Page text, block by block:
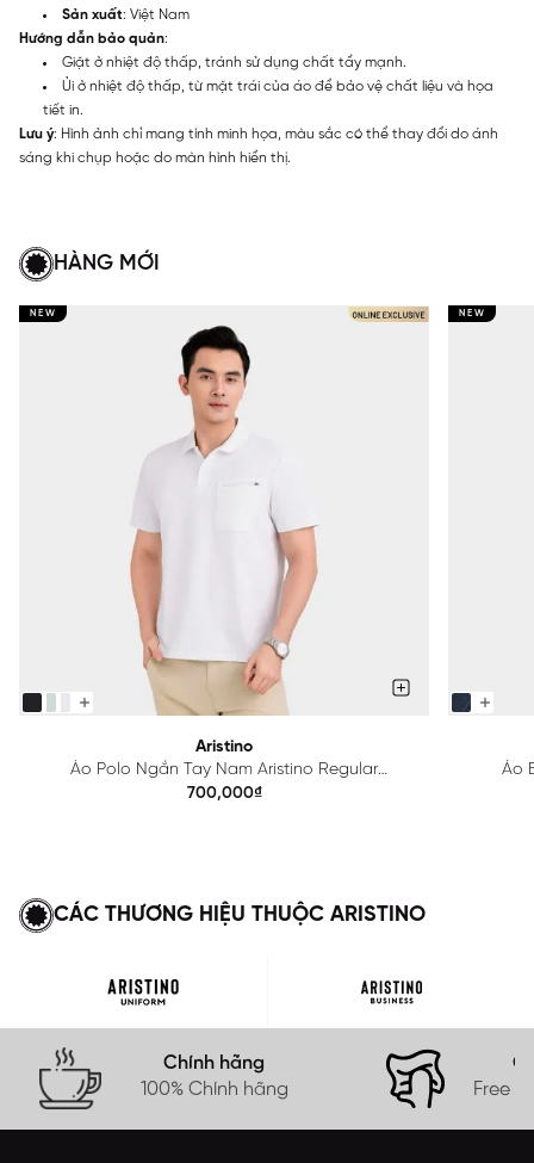
Sản xuất: Việt Nam
Hướng dẫn bảo quản:
Giặt ở nhiệt độ thấp, tránh sử dụng chất tẩy mạnh.
Ủi ở nhiệt độ thấp, từ mặt trái của áo để bảo vệ chất liệu và họa
tiết in.
Lưu ý: Hình ảnh chỉ mang tính minh họa, màu sắc có thể thay đổi do ánh
sáng khi chụp hoặc do màn hình hiển thị.
HÀNG MỚI
NEW
Aristino
Áo Polo Ngắn Tay Nam Aristino Regular
APS615EDP01
700,000₫
NEW
Áo
CÁC THƯƠNG HIỆU THUỘC ARISTINO
Chính hãng
100% Chính hãng
Free